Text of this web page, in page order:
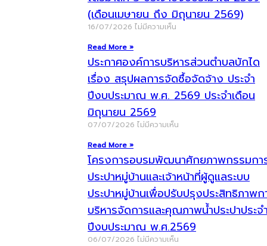
(เดือนเมษายน ถึง มิถุนายน 2569)
16/07/2026 ไม่มีความเห็น
Read More »
ประกาศองค์การบริหารส่วนตำบลบักได
เรื่อง สรุปผลการจัดซื้อจัดจ้าง ประจำ
ปีงบประมาณ พ.ศ. 2569 ประจำเดือน
มิถุนายน 2569
07/07/2026 ไม่มีความเห็น
Read More »
โครงการอบรมพัฒนาศักยภาพกรรมกา
ประปาหมู่บ้านและเจ้าหน้าที่ผู้ดูแลระบบ
ประปาหมู่บ้านเพื่อปรับปรุงประสิทธิภาพก
บริหารจัดการและคุณภาพน้ำประปาประจ
ปีงบประมาณ พ.ศ.2569
06/07/2026 ไม่มีความเห็น